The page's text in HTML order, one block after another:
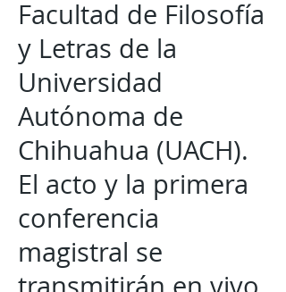
Facultad de Filosofía
y Letras de la
Universidad
Autónoma de
Chihuahua (UACH).
El acto y la primera
conferencia
magistral se